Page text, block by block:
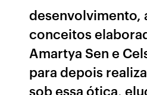
desenvolvimento,
conceitos
Amartya Sen e
para depois
sob essa ótica,